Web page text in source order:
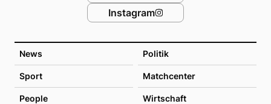
News Politik
Sport Matchcenter
People Wirtschaft
Instagram